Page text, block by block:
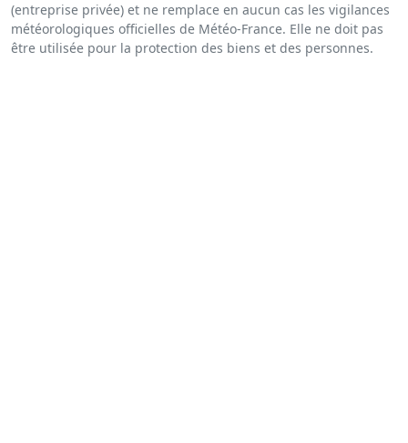
(entreprise privée) et ne remplace en aucun cas les vigilances
météorologiques officielles de Météo-France. Elle ne doit pas
être utilisée pour la protection des biens et des personnes.